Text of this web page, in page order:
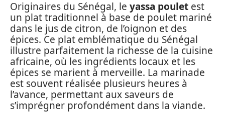
Originaires du Sénégal, le yassa poulet est
un plat traditionnel à base de poulet mariné
dans le jus de citron, de l’oignon et des
épices. Ce plat emblématique du Sénégal
illustre parfaitement la richesse de la cuisine
africaine, où les ingrédients locaux et les
épices se marient à merveille. La marinade
est souvent réalisée plusieurs heures à
l’avance, permettant aux saveurs de
s’imprégner profondément dans la viande.